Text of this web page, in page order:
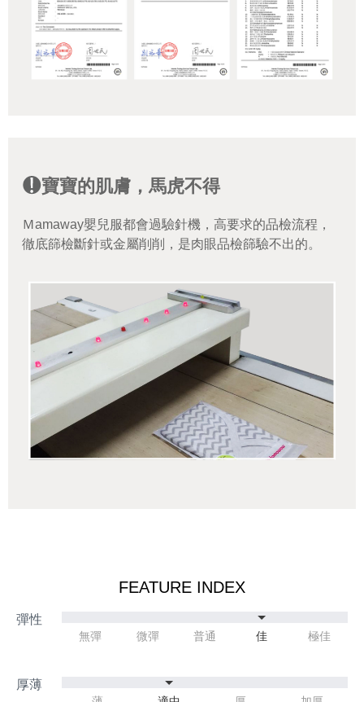
寶寶的肌膚，馬虎不得
Ｍamaway嬰兒服都會過驗針機，高要求的品檢流程，
徹底篩檢斷針或金屬削削，是肉眼品檢篩驗不出的。
FEATURE INDEX
無彈 微彈 普通 佳 極佳